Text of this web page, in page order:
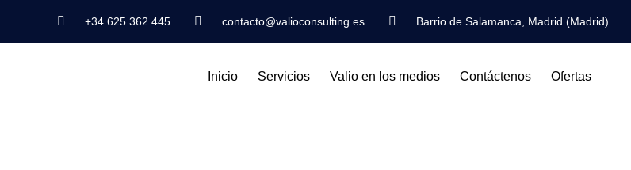
+34.625.362.445 contacto@valioconsulting.es Barrio de Salamanca, Madrid (Madrid)
Inicio Servicios Valio en los medios Contáctenos Ofertas